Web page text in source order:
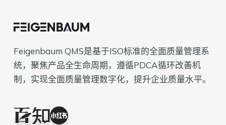
Feigenbaum QMS是基于ISO标准的全面质量管理系
统，聚焦产品全生命周期，遵循PDCA循环改善机
制，实现全面质量管理数字化，提升企业质量水平。